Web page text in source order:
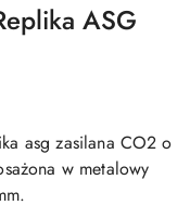
ASG
asg zasilana CO2 o
w metalowy